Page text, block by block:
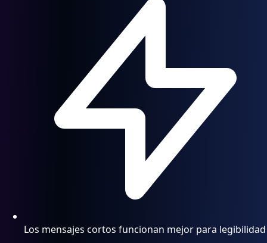
Los mensajes cortos funcionan mejor para legibilidad